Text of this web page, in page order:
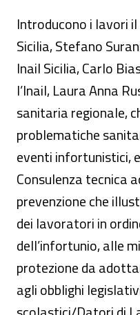
Introducono i lavori
Sicilia, Stefano
Inail Sicilia, Carlo
l’Inail, Laura Anna
sanitaria regionale,
problematiche
eventi infortunistici,
Consulenza tecnica
prevenzione che
dei lavoratori in
dell’infortunio, alle
protezione da
agli obblighi